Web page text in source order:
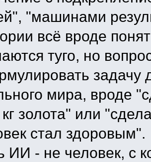
"машинами
всё вроде
туго, но
мира, вроде
золота" или
стал здоровым".
ИИ - не человек, с